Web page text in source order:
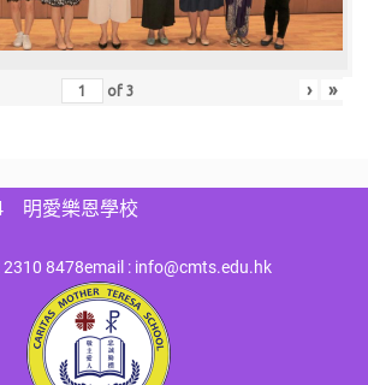
of3 › »
明愛樂恩學校
2310 8478email : info@cmts.edu.hk